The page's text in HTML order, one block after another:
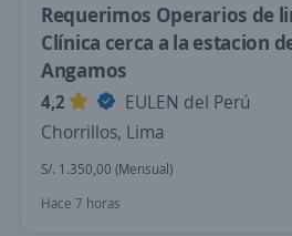
Requerimos Operarios de
Clínica cerca a la estacion
Angamos
4,2
EULEN del Perú
Chorrillos, Lima
S/. 1.350,00 (Mensual)
Hace 7 horas